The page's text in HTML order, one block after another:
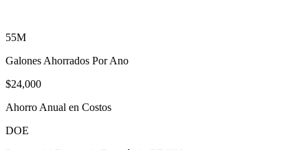
55M
Galones Ahorrados Por Ano
$24,000
Ahorro Anual en Costos
DOE